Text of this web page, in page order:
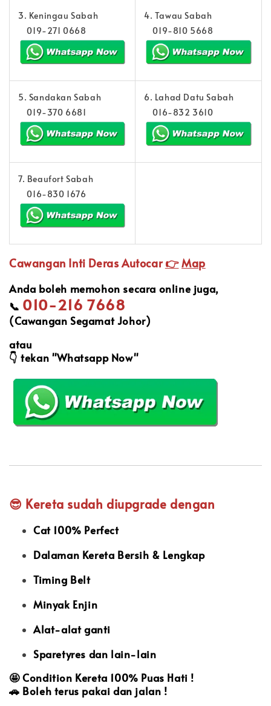
3. Keningau Sabah
019-271 0668
4. Tawau Sabah
019-810 5668
5. Sandakan Sabah
019-370 6681
6. Lahad Datu Sabah
016-832 3610
7. Beaufort Sabah
016-830 1676
Cawangan Inti Deras Autocar👉Map
Anda boleh memohon secara online juga,
📞 010-216 7668
(Cawangan Segamat Johor)
atau
👇 tekan "Whatsapp Now"
😎 Kereta sudah diupgrade dengan
Cat 100% Perfect
Dalaman Kereta Bersih & Lengkap
Timing Belt
Minyak Enjin
Alat-alat ganti
Sparetyres dan lain-lain
🤩Condition Kereta 100% Puas Hati !
🚗 Boleh terus pakai dan jalan !